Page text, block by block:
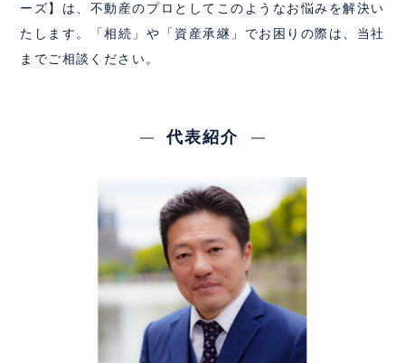
ーズ】は、不動産のプロとしてこのようなお悩みを解決い
たします。「相続」や「資産承継」でお困りの際は、当社
までご相談ください。
代表紹介